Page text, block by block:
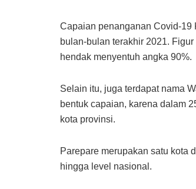
Capaian penanganan Covid-19
bulan-bulan terakhir 2021.
hendak menyentuh angka 90%.
Selain itu, juga terdapat nama
bentuk capaian, karena dalam
kota provinsi.
Parepare merupakan satu kota
hingga level nasional.